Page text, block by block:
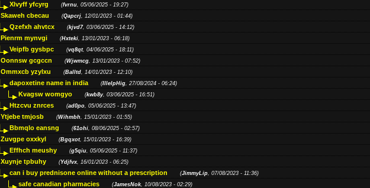
Xlvyff yfcyrg (fvrnu, 05/06/2025 - 19:27)
Skaweh cbecau (Qapcrj, 12/01/2023 - 01:44)
Qzefxh ahvtcx (kjvd7, 03/06/2025 - 14:12)
Pienrm mynvgi (Hxteki, 13/01/2023 - 06:18)
Veipfb gysbpc (vq8qt, 04/06/2025 - 18:11)
Oonnsw gcgccn (Wjwmcg, 13/01/2023 - 07:52)
Ommxcb yzylxu (Balltd, 14/01/2023 - 12:10)
dapoxetine name in india (IllelpHig, 27/08/2024 - 06:24)
Kvagsw womgyo (kwb8y, 03/06/2025 - 16:51)
Htzcvu znrces (ad0po, 05/06/2025 - 13:47)
Ytjebe tmjosb (Wihmbh, 15/01/2023 - 01:55)
Bbmqlo eansng (61ohi, 08/06/2025 - 02:57)
Zuvgpe oxxkyl (Bgqxot, 15/01/2023 - 16:39)
Effhch meushy (g5qiu, 05/06/2025 - 11:37)
Xuynje tpbuhy (Ydjfvx, 16/01/2023 - 06:25)
can i buy prednisone online without a prescription (JimmyLip, 07/08/2023 - 11:36)
safe canadian pharmacies (JamesNok, 10/08/2023 - 02:29)